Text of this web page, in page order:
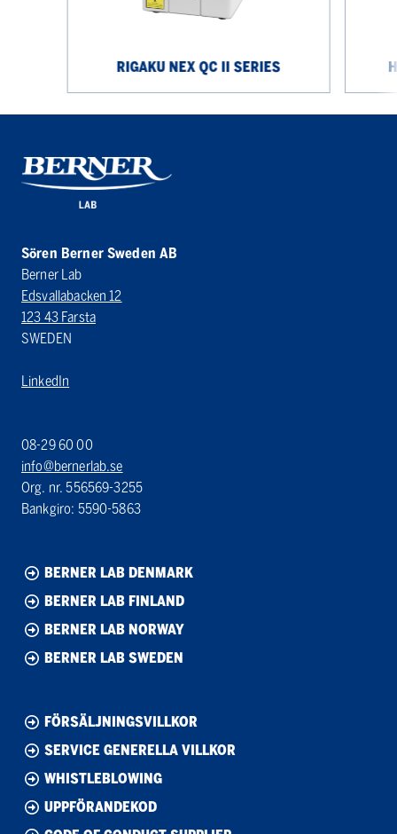
RIGAKU NEX QC II SERIES
Sören Berner Sweden AB
Berner Lab
Edsvallabacken 12
123 43 Farsta
SWEDEN
LinkedIn
08-29 60 00
info@bernerlab.se
Org. nr. 556569-3255
Bankgiro: 5590-5863
BERNER LAB DENMARK
BERNER LAB FINLAND
BERNER LAB NORWAY
BERNER LAB SWEDEN
FÖRSÄLJNINGSVILLKOR
SERVICE GENERELLA VILLKOR
WHISTLEBLOWING
UPPFÖRANDEKOD